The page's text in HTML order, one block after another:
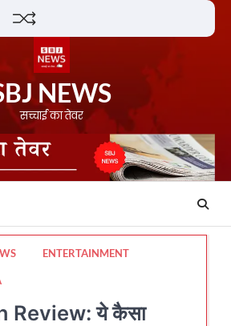
NEWS
सच्चाई का तेवर
ENTERTAINMENT
Review: ये कैसा